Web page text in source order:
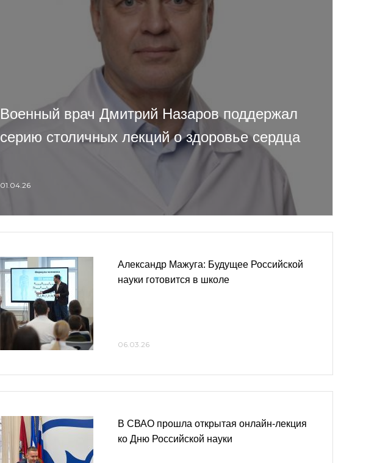
Военный врач Дмитрий Назаров поддержал
серию столичных лекций о здоровье сердца
01.04.26
Александр Мажуга: Будущее Российской
науки готовится в школе
06.03.26
В СВАО прошла открытая онлайн-лекция
ко Дню Российской науки